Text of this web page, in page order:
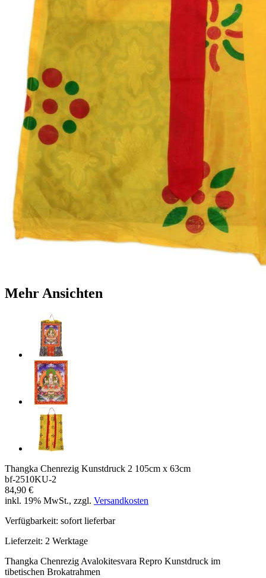
Mehr Ansichten
Thangka Chenrezig Kunstdruck 2 105cm x 63cm
bf-2510KU-2
84,90 €
inkl. 19% MwSt., zzgl. Versandkosten
Verfügbarkeit: sofort lieferbar
Lieferzeit: 2 Werktage
Thangka Chenrezig Avalokitesvara Repro Kunstdruck im
tibetischen Brokatrahmen